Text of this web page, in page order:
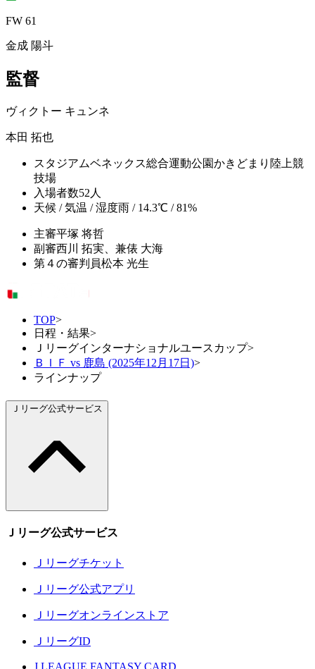
FW 61
金成 陽斗
監督
ヴィクトー キュンネ
本田 拓也
スタジアムベネックス総合運動公園かきどまり陸上競
技場
入場者数52人
天候 / 気温 / 湿度雨 / 14.3℃ / 81%
主審平塚 将哲
副審西川 拓実、兼俵 大海
第４の審判員松本 光生
TOP>
日程・結果>
Ｊリーグインターナショナルユースカップ>
ＢＩＦ vs 鹿島 (2025年12月17日)>
ラインナップ
Ｊリーグ公式サービス
Ｊリーグ公式サービス
Ｊリーグチケット
Ｊリーグ公式アプリ
Ｊリーグオンラインストア
ＪリーグID
J.LEAGUE FANTASY CARD